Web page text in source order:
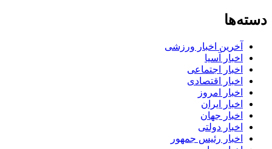
دسته‌ها
آخرین اخبار ورزشی
اخبار آسیا
اخبار اجتماعی
اخبار اقتصادی
اخبار امروز
اخبار ایران
اخبار جهان
اخبار دولتی
اخبار رئیس جمهور